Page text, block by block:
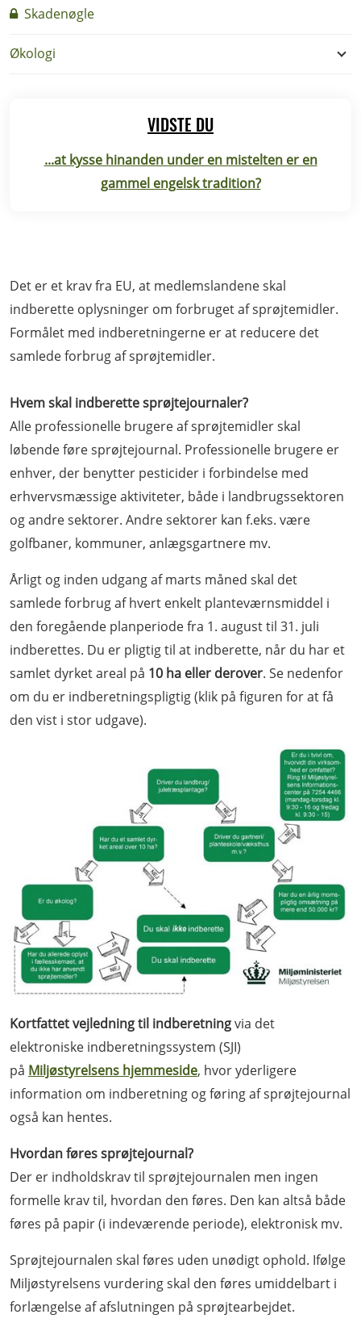
Skadenøgle
Økologi
VIDSTE DU
...at kysse hinanden under en mistelten er en
gammel engelsk tradition?
Det er et krav fra EU, at medlemslandene skal
indberette oplysninger om forbruget af sprøjtemidler.
Formålet med indberetningerne er at reducere det
samlede forbrug af sprøjtemidler.
Hvem skal indberette sprøjtejournaler?
Alle professionelle brugere af sprøjtemidler skal
løbende føre sprøjtejournal. Professionelle brugere er
enhver, der benytter pesticider i forbindelse med
erhvervsmæssige aktiviteter, både i landbrugssektoren
og andre sektorer. Andre sektorer kan f.eks. være
golfbaner, kommuner, anlægsgartnere mv.
Årligt og inden udgang af marts måned skal det
samlede forbrug af hvert enkelt planteværnsmiddel i
den foregående planperiode fra 1. august til 31. juli
indberettes. Du er pligtig til at indberette, når du har et
samlet dyrket areal på 10 ha eller derover. Se nedenfor
om du er indberetningspligtig (klik på figuren for at få
den vist i stor udgave).
Kortfattet vejledning til indberetningvia det
elektroniske indberetningssystem (SJI)
på Miljøstyrelsens hjemmeside, hvor yderligere
information om indberetning og føring af sprøjtejournal
også kan hentes.
Hvordan føres sprøjtejournal?
Der er indholdskrav til sprøjtejournalen men ingen
formelle krav til, hvordan den føres. Den kan altså både
føres på papir (i indeværende periode), elektronisk mv.
Sprøjtejournalen skal føres uden unødigt ophold. Ifølge
Miljøstyrelsens vurdering skal den føres umiddelbart i
forlængelse af afslutningen på sprøjtearbejdet.